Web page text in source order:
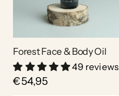
Forest Face & Body Oil
49 reviews
€54,95